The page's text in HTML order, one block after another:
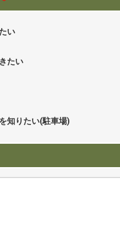
い
たい
知りたい(駐車場)